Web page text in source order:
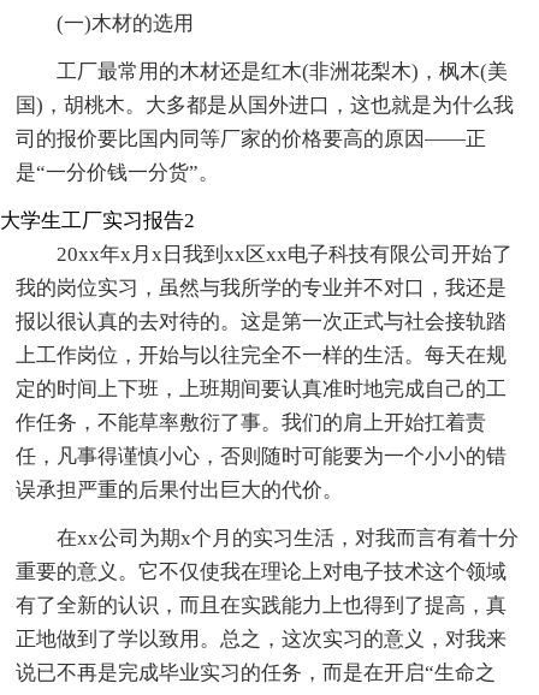
(一)木材的选用
工厂最常用的木材还是红木(非洲花梨木)，枫木(美
国)，胡桃木。大多都是从国外进口，这也就是为什么我
司的报价要比国内同等厂家的价格要高的原因——正
是“一分价钱一分货”。
大学生工厂实习报告2
20xx年x月x日我到xx区xx电子科技有限公司开始了
我的岗位实习，虽然与我所学的专业并不对口，我还是
报以很认真的去对待的。这是第一次正式与社会接轨踏
上工作岗位，开始与以往完全不一样的生活。每天在规
定的时间上下班，上班期间要认真准时地完成自己的工
作任务，不能草率敷衍了事。我们的肩上开始扛着责
任，凡事得谨慎小心，否则随时可能要为一个小小的错
误承担严重的后果付出巨大的代价。
在xx公司为期x个月的实习生活，对我而言有着十分
重要的意义。它不仅使我在理论上对电子技术这个领域
有了全新的认识，而且在实践能力上也得到了提高，真
正地做到了学以致用。总之，这次实习的意义，对我来
说已不再是完成毕业实习的任务，而是在开启“生命之